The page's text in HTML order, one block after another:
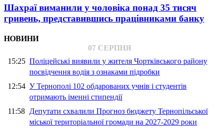
Шахраї виманили у чоловіка понад 35 тисяч
гривень, представившись працівниками банку
НОВИНИ
07 СЕРПНЯ
15:25 Поліцейські виявили у жителя Чортківського району
посвідчення водія з ознаками підробки
12:54 У Тернополі 102 обдарованих учнів і студентів
отримають іменні стипендії
11:58 Депутати схвалили Прогноз бюджету Тернопільської
міської територіальної громади на 2027-2029 роки